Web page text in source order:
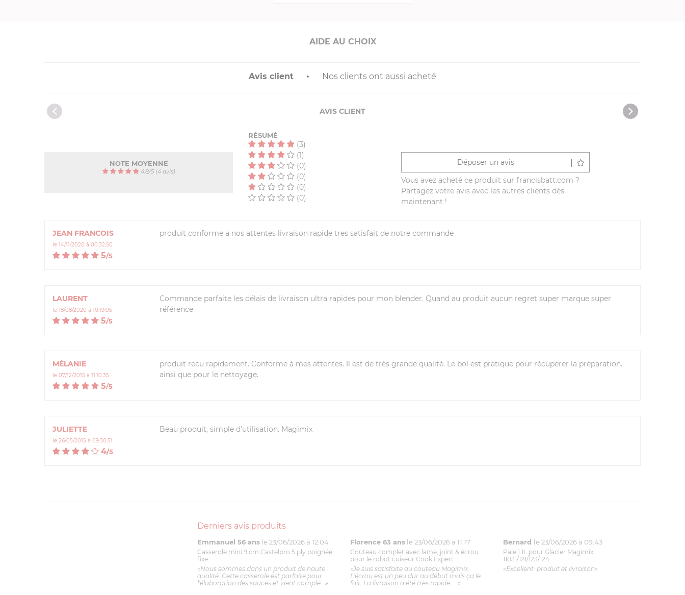
AIDE AU CHOIX
Avis client Nos clients ont aussi acheté
AVIS CLIENT
NOTE MOYENNE
4.8/5(4 avis)
RÉSUMÉ
(3)
(1)
(0)
(0)
(0)
(0)
Déposer un avis
Vous avez acheté ce produit sur francisbatt.com ?
Partagez votre avis avec les autres clients dès
maintenant !
JEAN FRANCOIS
le 14/11/2020 à 00:32:50
5/5
produit conforme a nos attentes livraison rapide tres satisfait de notre commande
LAURENT
le 18/08/2020 à 10:19:05
5/5
Commande parfaite les délais de livraison ultra rapides pour mon blender. Quand au produit aucun regret super marque super
référence
MÉLANIE
le 07/12/2015 à 11:10:35
5/5
produit recu rapidement. Conforme à mes attentes. Il est de très grande qualité. Le bol est pratique pour récuperer la préparation.
ainsi que pour le nettoyage.
JULIETTE
le 26/05/2015 à 09:30:51
4/5
Beau produit, simple d'utilisation. Magimix
Derniers avis produits
Emmanuel 56 ans le 23/06/2026 à 12:04
Casserole mini 9 cm Castelpro 5 ply poignée
fixe
«Nous sommes dans un produit de haute
qualité. Cette casserole est parfaite pour
l'élaboration des sauces et vient complé...»
Florence 63 ans le 23/06/2026 à 11:17
Couteau complet avec lame, joint & écrou
pour le robot cuiseur Cook Expert
«Je suis satisfaite du couteau Magimix.
L'écrou est un peu dur au début mais ça le
fait. La livraison a été très rapide. ...»
Bernard le 23/06/2026 à 09:43
Pale 1.1L pour Glacier Magimix
11031/121/123/124
«Excellent: produit et livraison»